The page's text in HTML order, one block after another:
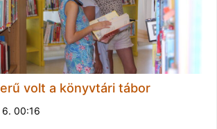
volt a könyvtári tábor
00:16